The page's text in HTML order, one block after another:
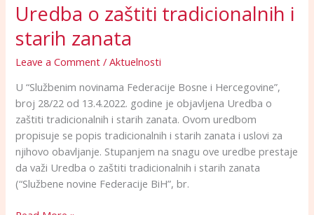
Uredba o zaštiti tradicionalnih i
starih zanata
Leave a Comment /Aktuelnosti
U “Službenim novinama Federacije Bosne i Hercegovine”,
broj 28/22 od 13.4.2022. godine je objavljena Uredba o
zaštiti tradicionalnih i starih zanata. Ovom uredbom
propisuje se popis tradicionalnih i starih zanata i uslovi za
njihovo obavljanje. Stupanjem na snagu ove uredbe prestaje
da važi Uredba o zaštiti tradicionalnih i starih zanata
(“Službene novine Federacije BiH”, br.